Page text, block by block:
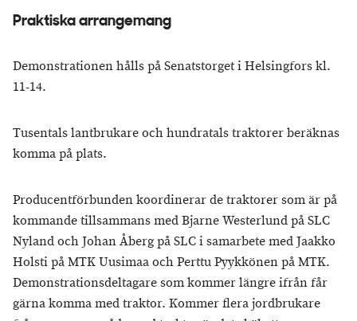
Praktiska arrangemang
Demonstrationen hålls på Senatstorget i Helsingfors kl.
11-14.
Tusentals lantbrukare och hundratals traktorer beräknas
komma på plats.
Producentförbunden koordinerar de traktorer som är på
kommande tillsammans med Bjarne Westerlund på SLC
Nyland och Johan Åberg på SLC i samarbete med Jaakko
Holsti på MTK Uusimaa och Perttu Pyykkönen på MTK.
Demonstrationsdeltagare som kommer längre ifrån får
gärna komma med traktor. Kommer flera jordbrukare